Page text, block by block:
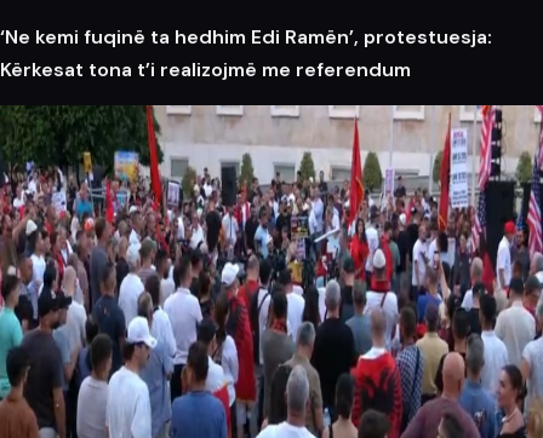
‘Ne kemi fuqinë ta hedhim Edi Ramën’, protestuesja:
Kërkesat tona t’i realizojmë me referendum